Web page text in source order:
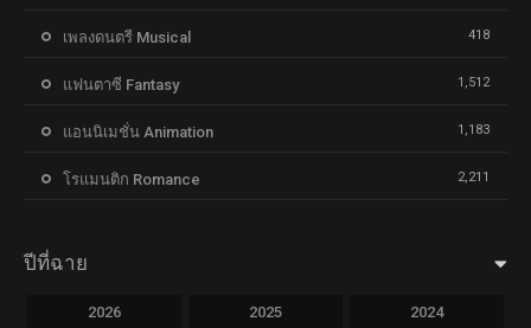
เพลงดนตรี Musical 418
แฟนตาซี Fantasy 1,512
แอนนิเมชั่น Animation 1,183
โรแมนติก Romance 2,211
ปีที่ฉาย
2026 2025 2024